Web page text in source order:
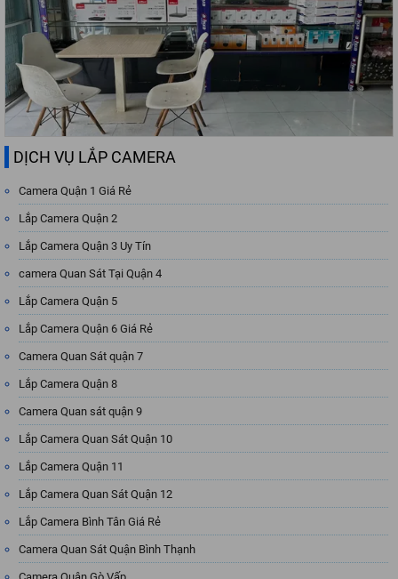
DỊCH VỤ LẮP CAMERA
Camera Quận 1 Giá Rẻ
Lắp Camera Quận 2
Lắp Camera Quận 3 Uy Tín
camera Quan Sát Tại Quận 4
Lắp Camera Quận 5
Lắp Camera Quận 6 Giá Rẻ
Camera Quan Sát quận 7
Lắp Camera Quận 8
Camera Quan sát quận 9
Lắp Camera Quan Sát Quận 10
Lắp Camera Quận 11
Lắp Camera Quan Sát Quận 12
Lắp Camera Bình Tân Giá Rẻ
Camera Quan Sát Quận Bình Thạnh